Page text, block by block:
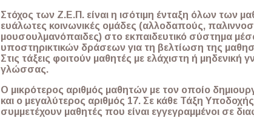
Στόχος των Ζ.Ε.Π. είναι η ισότιμη ένταξη όλων των
ευάλωτες κοινωνικές ομάδες (αλλοδαπούς,
μουσουλμανόπαιδες) στο εκπαιδευτικό σύστημα
υποστηρικτικών δράσεων για τη βελτίωση της
Στις τάξεις φοιτούν μαθητές με ελάχιστη ή μηδενική
γλώσσας.
Ο μικρότερος αριθμός μαθητών με τον οποίο
και ο μεγαλύτερος αριθμός 17. Σε κάθε Τάξη
συμμετέχουν μαθητές που είναι εγγεγραμμένοι σε